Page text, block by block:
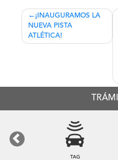
Navegación
de
¡INAUGURAMOS LA
NUEVA PISTA
ATLÉTICA!
TAG
Previous